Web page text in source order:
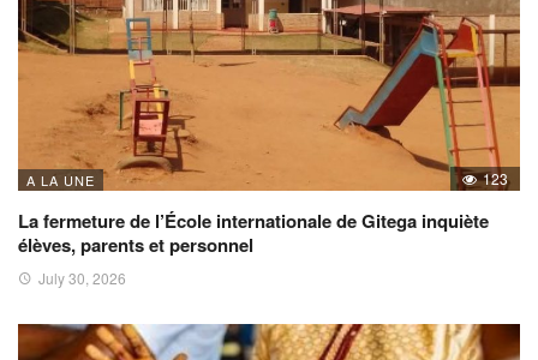
A LA UNE 123
La fermeture de l’École internationale de Gitega inquiète
élèves, parents et personnel
July 30, 2026